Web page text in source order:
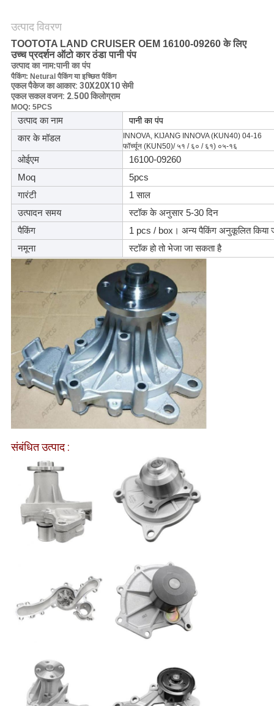
उत्पाद विवरण
TOOTOTA LAND CRUISER OEM 16100-09260 के लिए
उच्च प्रदर्शन ऑटो कार ठंडा पानी पंप
उत्पाद का नाम:पानी का पंप
पैकिंग: Netural पैकिंग या इच्छित पैकिंग
एकल पैकेज का आकार: 30X20X10 सेमी
एकल सकल वजन: 2.500 किलोग्राम
MOQ: 5PCS
उत्पाद का नाम पानी का पंप
कार के मॉडल
INNOVA, KIJANG INNOVA (KUN40) 04-16
फॉर्च्यून (KUN50)/ ५१ / ६० / ६१) ०५-१६
ओईएम
16100-09260
Moq
5pcs
गारंटी
1 साल
उत्पादन समय
स्टॉक के अनुसार 5-30 दिन
पैकिंग
1 pcs / box। अन्य पैकिंग अनुकूलित किया
नमूना
स्टॉक हो तो भेजा जा सकता है
संबंधित उत्पाद :